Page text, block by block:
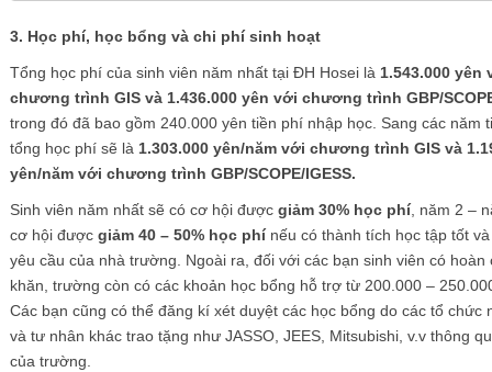
3. Học phí, học bổng và chi phí sinh hoạt
Tổng học phí của sinh viên năm nhất tại ĐH Hosei là 1.543.000 yên
chương trình GIS và 1.436.000 yên với chương trình GBP/
trong đó đã bao gồm 240.000 yên tiền phí nhập học. Sang các năm
tổng học phí sẽ là 1.303.000 yên/năm với chương trình GIS và
yên/năm với chương trình GBP/SCOPE/IGESS.
Sinh viên năm nhất sẽ có cơ hội được giảm 30% học phí, năm 2 –
cơ hội được giảm 40 – 50% học phí nếu có thành tích học tập tốt
yêu cầu của nhà trường. Ngoài ra, đối với các bạn sinh viên có hoàn
khăn, trường còn có các khoản học bổng hỗ trợ từ 200.000 –
Các bạn cũng có thể đăng kí xét duyệt các học bổng do các tổ chức
và tư nhân khác trao tặng như JASSO, JEES, Mitsubishi, v.v thông
của trường.